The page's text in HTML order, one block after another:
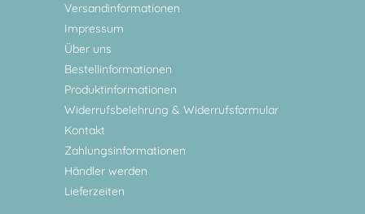
Versandinformationen
Impressum
Über uns
Bestellinformationen
Produktinformationen
Widerrufsbelehrung & Widerrufsformular
Kontakt
Zahlungsinformationen
Händler werden
Lieferzeiten